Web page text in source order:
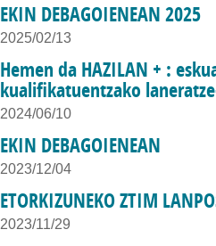
EKIN DEBAGOIENEAN 2025
2025/02/13
Hemen da HAZILAN + :
kualifikatuentzako
2024/06/10
EKIN DEBAGOIENEAN
2023/12/04
ETORKIZUNEKO ZTIM
2023/11/29